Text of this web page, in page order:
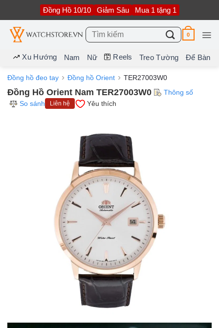
nội
dung
Đồng Hồ 10/10 Giảm Sâu Mua 1 tặng 1
Tìm
kiếm:
0
Xu Hướng Nam Nữ Reels Treo Tường Để Bàn
Đồng hồ đeo tay Đồng hồ Orient TER27003W0
Đồng Hồ Orient Nam TER27003W0
Thông số
So sánh
Liên hệ Yêu thích